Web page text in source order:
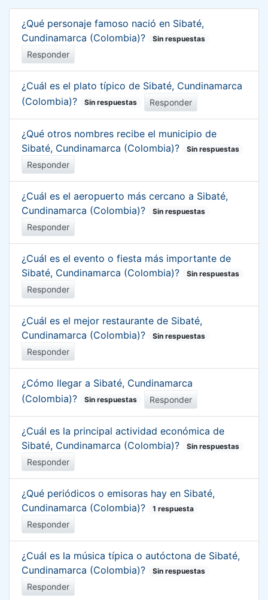
¿Qué personaje famoso nació en Sibaté,
Cundinamarca (Colombia)?
Sin respuestas
Responder
¿Cuál es el plato típico de Sibaté, Cundinamarca
(Colombia)?
Sin respuestas Responder
¿Qué otros nombres recibe el municipio de
Sibaté, Cundinamarca (Colombia)?
Sin respuestas
Responder
¿Cuál es el aeropuerto más cercano a Sibaté,
Cundinamarca (Colombia)?
Sin respuestas
Responder
¿Cuál es el evento o fiesta más importante de
Sibaté, Cundinamarca (Colombia)?
Sin respuestas
Responder
¿Cuál es el mejor restaurante de Sibaté,
Cundinamarca (Colombia)?
Sin respuestas
Responder
¿Cómo llegar a Sibaté, Cundinamarca
(Colombia)?
Sin respuestas Responder
¿Cuál es la principal actividad económica de
Sibaté, Cundinamarca (Colombia)?
Sin respuestas
Responder
¿Qué periódicos o emisoras hay en Sibaté,
Cundinamarca (Colombia)?
1 respuesta
Responder
¿Cuál es la música típica o autóctona de Sibaté,
Cundinamarca (Colombia)?
Sin respuestas
Responder